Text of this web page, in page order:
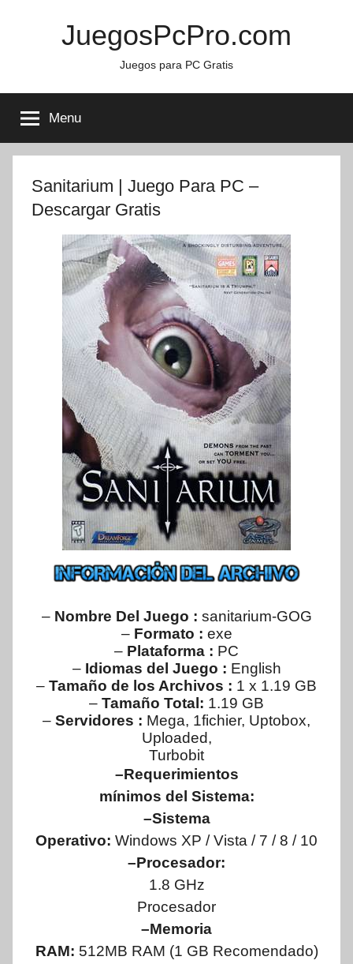
JuegosPcPro.com
Juegos para PC Gratis
Menu
Sanitarium | Juego Para PC –
Descargar Gratis
– Nombre Del Juego : sanitarium-GOG
– Formato : exe
– Plataforma : PC
– Idiomas del Juego : English
– Tamaño de los Archivos : 1 x 1.19 GB
– Tamaño Total: 1.19 GB
– Servidores : Mega, 1fichier, Uptobox,
Uploaded,
Turbobit
–Requerimientos
mínimos del Sistema:
–Sistema
Operativo: Windows XP / Vista / 7 / 8 / 10
–Procesador:
1.8 GHz
Procesador
–Memoria
RAM: 512MB RAM (1 GB Recomendado)